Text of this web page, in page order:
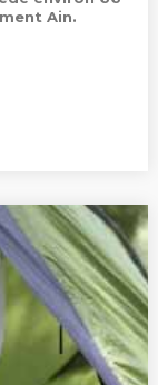
Ain.